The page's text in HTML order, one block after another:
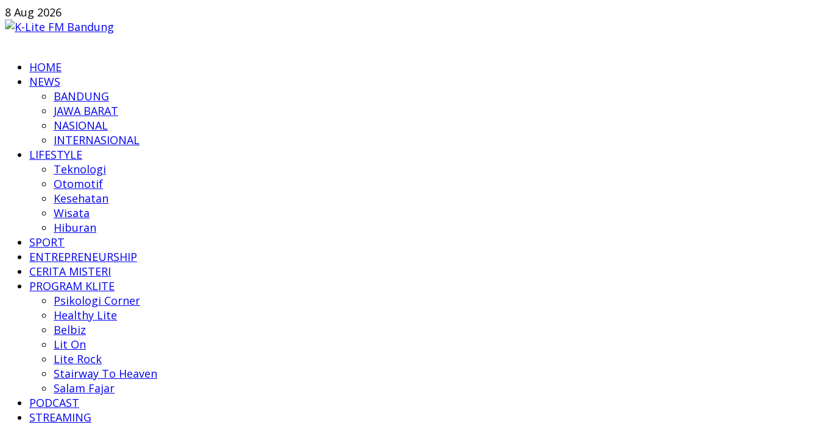
Skip
to
8 Aug 2026
Lite
Bandung
News
HOME
NEWS
BANDUNG
JAWA BARAT
NASIONAL
INTERNASIONAL
LIFESTYLE
Teknologi
Otomotif
Kesehatan
Wisata
Hiburan
SPORT
ENTREPRENEURSHIP
CERITA MISTERI
PROGRAM KLITE
Psikologi Corner
Healthy Lite
Belbiz
Lit On
Lite Rock
Stairway To Heaven
Salam Fajar
PODCAST
STREAMING